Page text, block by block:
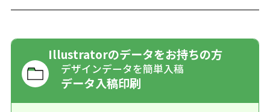
Illustratorのデータをお持ちの方
デザインデータを簡単入稿
データ入稿印刷